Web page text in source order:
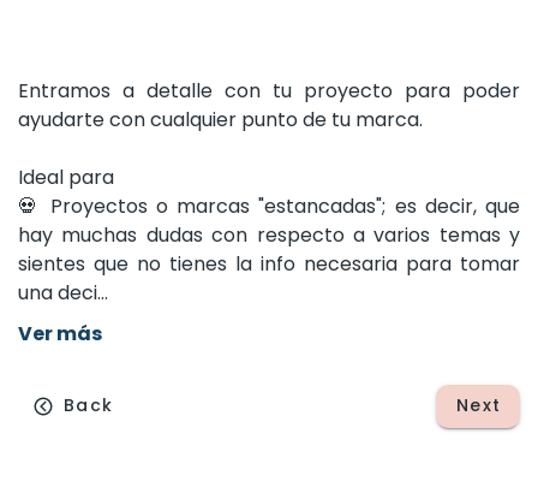
Entramos a detalle con tu proyecto para poder
ayudarteconcualquier puntode tu marca.
Ideal para
💀
Proyectos o marcas "estancadas"; es decir, que
hay muchas dudas con respecto a varios temas y
sientes que no tienes la info necesaria para tomar
unadeci...
Ver más
Back Next